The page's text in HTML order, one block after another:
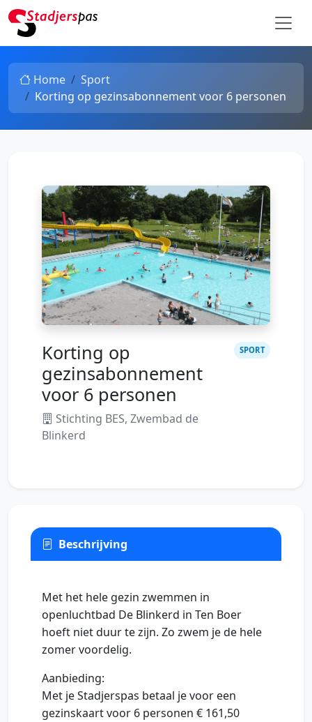
Home
Sport
Korting op gezinsabonnement voor 6 personen
Korting op
gezinsabonnement
voor 6 personen
Stichting BES, Zwembad de
Blinkerd
SPORT
Beschrijving
Met het hele gezin zwemmen in
openluchtbad De Blinkerd in Ten Boer
hoeft niet duur te zijn. Zo zwem je de hele
zomer voordelig.
Aanbieding:
Met je Stadjerspas betaal je voor een
gezinskaart voor 6 personen € 161,50